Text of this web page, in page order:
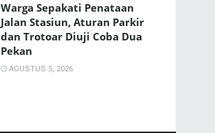
Warga Sepakati Penataan
Jalan Stasiun, Aturan Parkir
dan Trotoar Diuji Coba Dua
Pekan
AGUSTUS 5, 2026